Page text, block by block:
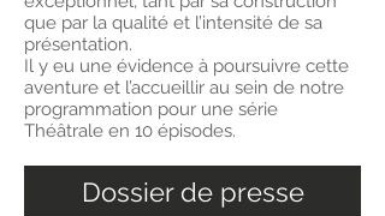
que par la qualité et l’intensité de sa
présentation.
Il y eu une évidence à poursuivre cette
aventure et l’accueillir au sein de notre
programmation pour une série
Théâtrale en 10 épisodes.
Dossier de presse